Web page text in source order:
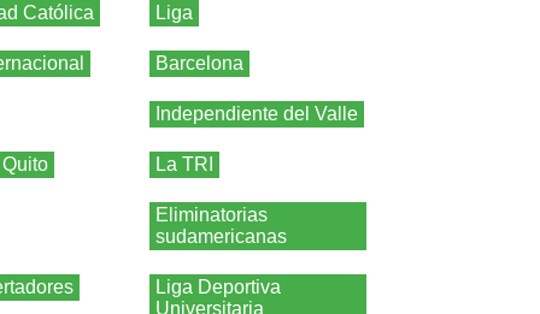
Católica Liga
Barcelona
Independiente del Valle
La TRI
Eliminatorias
sudamericanas
Liga Deportiva
Universitaria